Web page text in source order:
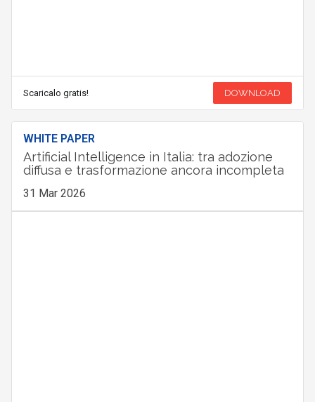
Scaricalo gratis! DOWNLOAD
WHITE PAPER
Artificial Intelligence in Italia: tra adozione
diffusa e trasformazione ancora incompleta
31 Mar 2026